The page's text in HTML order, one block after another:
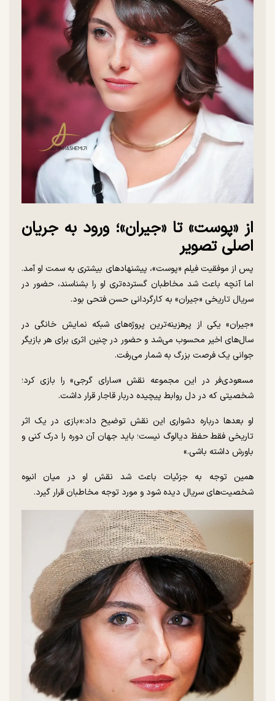
از «پوست» تا «جیران»؛ ورود به جریان
اصلی تصویر
پس از موفقیت فیلم «پوست»، پیشنهادهای بیشتری به سمت او آمد.
اما آنچه باعث شد مخاطبان گسترده‌تری او را بشناسند، حضور در
سریال تاریخی «جیران» به کارگردانی حسن فتحی بود.
«جیران» یکی از پرهزینه‌ترین پروژه‌های شبکه نمایش خانگی در
سال‌های اخیر محسوب می‌شد و حضور در چنین اثری برای هر بازیگر
جوانی یک فرصت بزرگ به شمار می‌رفت.
مسعودی‌فر در این مجموعه نقش «سارای گرجی» را بازی کرد؛
شخصیتی که در دل روابط پیچیده دربار قاجار قرار داشت.
او بعدها درباره دشواری این نقش توضیح داد:«بازی در یک اثر
تاریخی فقط حفظ دیالوگ نیست؛ باید جهان آن دوره را درک کنی و
باورش داشته باشی.»
همین توجه به جزئیات باعث شد نقش او در میان انبوه
شخصیت‌های سریال دیده شود و مورد توجه مخاطبان قرار گیرد.